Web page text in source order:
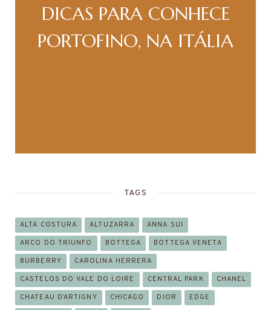
DICAS PARA CONHECE
PORTOFINO, NA ITÁLIA
TAGS
ALTA COSTURA ALTUZARRA ANNA SUI
ARCO DO TRIUNFO BOTTEGA BOTTEGA VENETA
BURBERRY CAROLINA HERRERA
CASTELOS DO VALE DO LOIRE CENTRAL PARK CHANEL
CHATEAU D’ARTIGNY CHICAGO DIOR EDGE